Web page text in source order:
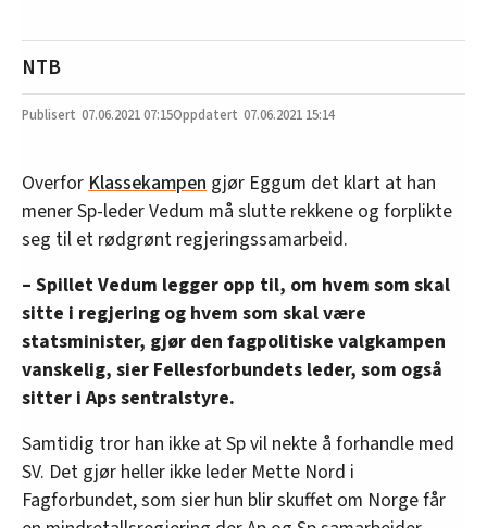
NTB
07.06.202107:15 07.06.2021 15:14
OverforKlassekampen gjør Eggum det klart at han
mener Sp-leder Vedum må slutte rekkene og forplikte
seg til et rødgrønt regjeringssamarbeid.
– Spillet Vedum legger opp til, om hvem som skal
sitte i regjering og hvem som skal være
statsminister, gjør den fagpolitiske valgkampen
vanskelig, sier Fellesforbundets leder, som også
sitter i Aps sentralstyre.
Samtidig tror han ikke at Sp vil nekte å forhandle med
SV. Det gjør heller ikke leder Mette Nord i
Fagforbundet, som sier hun blir skuffet om Norge får